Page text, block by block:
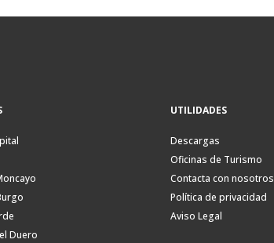
Duero
UTILIDADES
Descargas
Oficinas de Turismo
Contacta con nosotros
Política de privacidad
Aviso Legal